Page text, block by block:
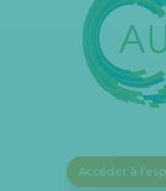
Accéder à